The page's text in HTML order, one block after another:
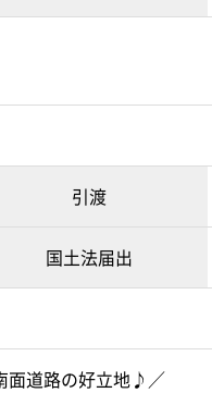
引渡
国土法届出
面道路の好立地♪／